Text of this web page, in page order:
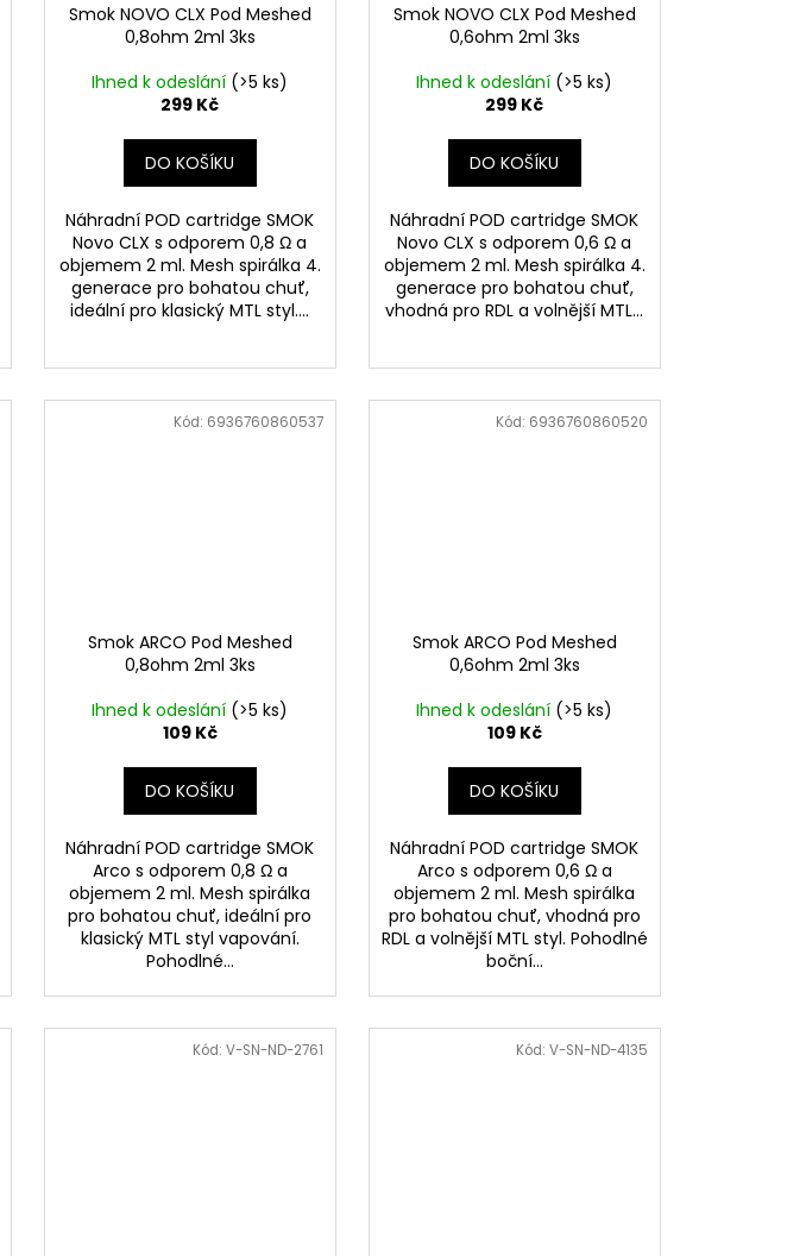
Smok NOVO CLX Pod Meshed
0,8ohm 2ml 3ks
Ihned k odeslání (>5 ks)
299 Kč
DO KOŠÍKU
Náhradní POD cartridge SMOK
Novo CLX s odporem 0,8 Ω a
objemem 2 ml. Mesh spirálka 4.
generace pro bohatou chuť,
ideální pro klasický MTL styl....
Smok NOVO CLX Pod Meshed
0,6ohm 2ml 3ks
Ihned k odeslání (>5 ks)
299 Kč
DO KOŠÍKU
Náhradní POD cartridge SMOK
Novo CLX s odporem 0,6 Ω a
objemem 2 ml. Mesh spirálka 4.
generace pro bohatou chuť,
vhodná pro RDL a volnější MTL...
Smok ARCO Pod Meshed
0,8ohm 2ml 3ks
Ihned k odeslání (>5 ks)
109 Kč
DO KOŠÍKU
Náhradní POD cartridge SMOK
Arco s odporem 0,8 Ω a
objemem 2 ml. Mesh spirálka
pro bohatou chuť, ideální pro
klasický MTL styl vapování.
Pohodlné...
Kód: 6936760860537
Smok ARCO Pod Meshed
0,6ohm 2ml 3ks
Ihned k odeslání (>5 ks)
109 Kč
DO KOŠÍKU
Náhradní POD cartridge SMOK
Arco s odporem 0,6 Ω a
objemem 2 ml. Mesh spirálka
pro bohatou chuť, vhodná pro
RDL a volnější MTL styl. Pohodlné
boční...
Kód: 6936760860520
Kód: V-SN-ND-2761 Kód: V-SN-ND-4135